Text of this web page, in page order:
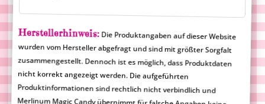
Herstellerhinweis:Die Produktangaben auf dieser Website
wurden vom Hersteller abgefragt und sind mit größter Sorgfalt
zusammengestellt. Dennoch ist es möglich, dass Produktdaten
nicht korrekt angezeigt werden. Die aufgeführten
Produktinformationen sind rechtlich nicht verbindlich und
Merlinum Magic Candy übernimmt für falsche Angaben keine